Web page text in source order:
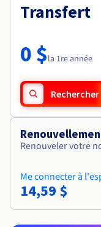
Transfert
0 $la 1re année
Rechercher
Renouveler votre
Me connecter à
14,59 $